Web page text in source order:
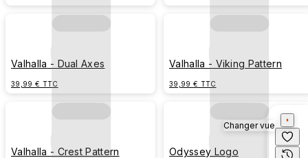
Valhalla - Dual Axes
39,99 € TTC
Valhalla - Viking Pattern
39,99 € TTC
Valhalla - Crest Pattern Odyssey Logo
Changer vue